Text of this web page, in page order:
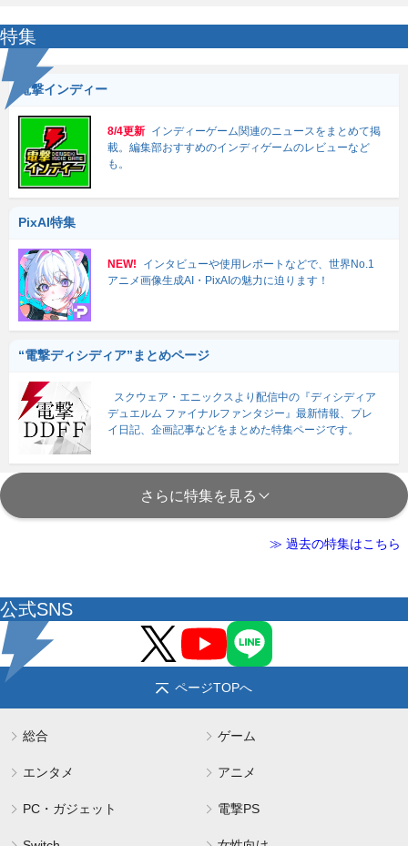
特集
電撃インディー
8/4更新 インディーゲーム関連のニュースをまとめて掲
載。編集部おすすめのインディゲームのレビューなど
も。
PixAI特集
NEW!
インタビューや使用レポートなどで、世界No.1
アニメ画像生成AI・PixAIの魅力に迫ります！
“電撃ディシディア”まとめページ
スクウェア・エニックスより配信中の『ディシディア
デュエルム ファイナルファンタジー』最新情報、プレ
イ日記、企画記事などをまとめた特集ページです。
さらに特集を見る
≫ 過去の特集はこちら
公式SNS
ページTOPへ
総合 ゲーム
エンタメ アニメ
PC・ガジェット 電撃PS